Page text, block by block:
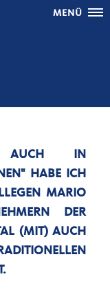
MENÜ
AUCH IN
HABE ICH
MARIO
DER
(MIT) AUCH